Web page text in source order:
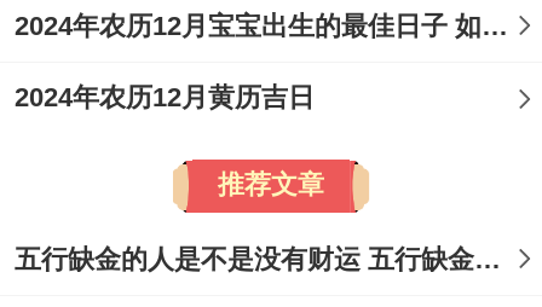
2024年农历12月宝宝出生的最佳日子 如何挑选适合的吉日
2024年农历12月黄历吉日
推荐文章
五行缺金的人是不是没有财运 五行缺金的人命运好不好